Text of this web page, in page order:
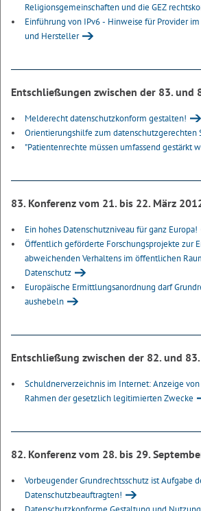
Religionsgemeinschaften und die GEZ
Einführung von IPv6 - Hinweise für Provider
und Hersteller
Entschließungen zwischen der 83. und
Melderecht datenschutzkonform gestalten!
Orientierungshilfe zum datenschutzgerechten
"Patientenrechte müssen umfassend gestärkt
83. Konferenz vom 21. bis 22. März
Ein hohes Datenschutzniveau für ganz Europa!
Öffentlich geförderte Forschungsprojekte zur
abweichenden Verhaltens im öffentlichen
Datenschutz
Europäische Ermittlungsanordnung darf
aushebeln
Entschließung zwischen der 82. und
Schuldnerverzeichnis im Internet: Anzeige
Rahmen der gesetzlich legitimierten Zwecke
82. Konferenz vom 28. bis 29.
Vorbeugender Grundrechtsschutz ist Aufgabe
Datenschutzbeauftragten!